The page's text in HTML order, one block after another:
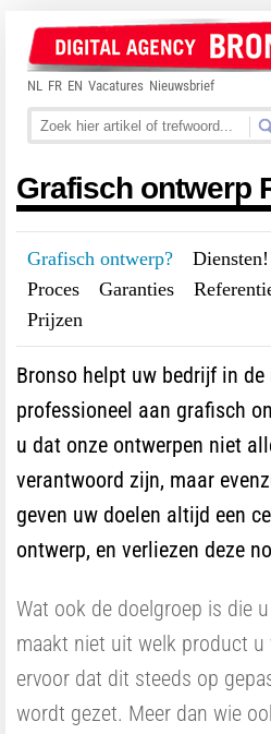
NL FR EN Vacatures Nieuwsbrief
Grafisch ontwerp
Grafisch ontwerp? Diensten!
Proces
Garanties
Prijzen
Bronso helpt uw bedrijf in de
professioneel aan grafisch
u dat onze ontwerpen niet
verantwoord zijn, maar
geven uw doelen altijd een
ontwerp, en verliezen deze
Wat ook de doelgroep is die
maakt niet uit welk product u
ervoor dat dit steeds op
wordt gezet. Meer dan wie